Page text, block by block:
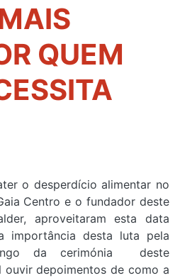
QUEM
o desperdício alimentar no
Centro e o fundador deste
aproveitaram esta data
importância desta luta pela
da cerimónia deste
ouvir depoimentos de como a